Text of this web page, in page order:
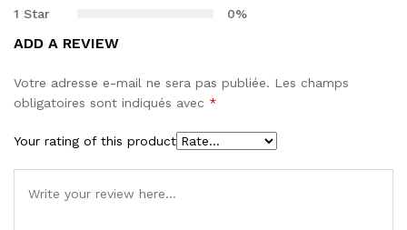
1 Star 0%
ADD A REVIEW
Votre adresse e-mail ne sera pas publiée. Les champs
obligatoires sont indiqués avec *
Your rating of this product